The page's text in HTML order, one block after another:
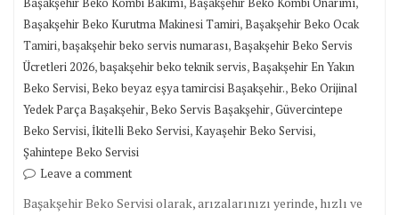
Başakşehir Beko Kurutma Makinesi Tamiri,Başakşehir Beko Ocak
Tamiri,başakşehir beko servis numarası,Başakşehir Beko Servis
Ücretleri 2026,başakşehir beko teknik servis,Başakşehir En Yakın
Beko Servisi,Beko beyaz eşya tamircisi Başakşehir.,Beko Orijinal
Yedek Parça Başakşehir,Beko Servis Başakşehir,Güvercintepe
Beko Servisi,İkitelli Beko Servisi,Kayaşehir Beko Servisi,
Şahintepe Beko Servisi
Leave a comment
Başakşehir Beko Servisi olarak, arızalarınızı yerinde, hızlı ve